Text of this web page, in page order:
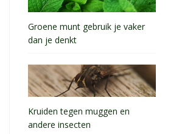
Groene munt gebruik je vaker
dan je denkt
Kruiden tegen muggen en
andere insecten